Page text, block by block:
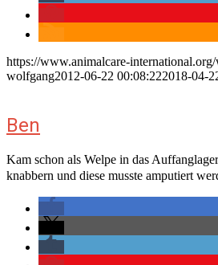
https://www.animalcare-
wolfgang2012-06-22 00:08:222018-04-
Ben
Kam schon als Welpe in das
knabbern und diese musste amputiert